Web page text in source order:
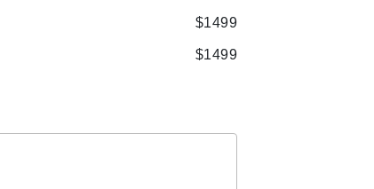
$1499
$1499